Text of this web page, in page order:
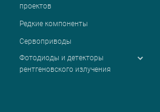
проектов
Редкие компоненты
Сервоприводы
Фотодиоды и детекторы
рентгеновского излучения